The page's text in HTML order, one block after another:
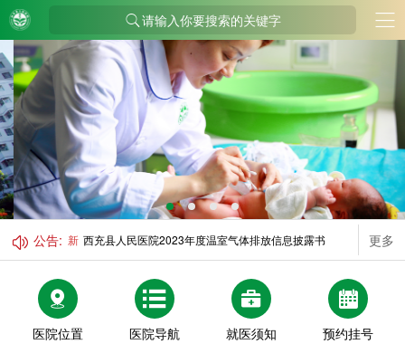
请输入你要搜索的关键字
公告: 新 西充县人民医院2023年度温室气体排放信息披露书 更多
医院位置 医院导航 就医须知 预约挂号